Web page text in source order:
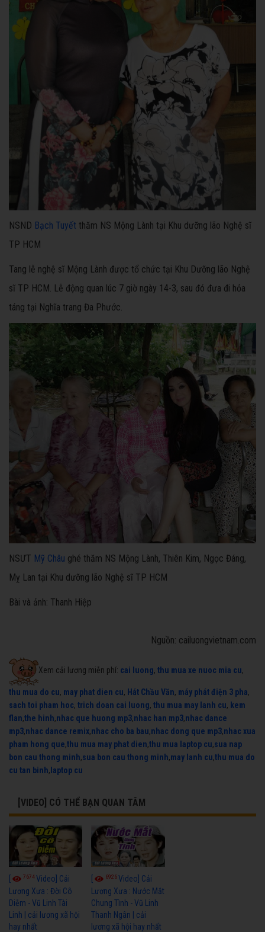
NSND Bạch Tuyết thăm NS Mộng Lành tại Khu dưỡng lão Nghệ sĩ
TP HCM
Tang lễ nghệ sĩ Mộng Lành được tổ chức tại Khu Dưỡng lão Nghệ
sĩ TP HCM. Lễ động quan lúc 7 giờ ngày 14-3, sau đó đưa đi hỏa
táng tại Nghĩa trang Đa Phước.
NSƯT Mỹ Châu ghé thăm NS Mộng Lành, Thiên Kim, Ngọc Đáng,
Mỵ Lan tại Khu dưỡng lão Nghệ sĩ TP HCM
Bài và ảnh: Thanh Hiệp
Nguồn: cailuongvietnam.com
Xem cải lương miễn phí: cai luong, thu mua xe nuoc mia cu,
thu mua do cu, may phat dien cu, Hát Chầu Văn, máy phát điện 3 pha,
sach toi pham hoc, trich doan cai luong, thu mua may lanh cu, kem
flan,the hinh,nhac que huong mp3,nhac han mp3,nhac dance
mp3,nhac dance remix,nhac cho ba bau,nhac dong que mp3,nhac xua
pham hong que,thu mua may phat dien,thu mua laptop cu,sua nap
bon cau thong minh,sua bon cau thong minh,may lanh cu,thu mua do
cu tan binh, laptop cu
[VIDEO] CÓ THỂ BẠN QUAN TÂM
[ 7674Video] Cải
Lương Xưa : Đời Cô
Diễm - Vũ Linh Tài
Linh | cải lương xã hội
hay nhất
[ 6926Video] Cải
Lương Xưa : Nước Mắt
Chung Tình - Vũ Linh
Thanh Ngân | cải
lương xã hội hay nhất